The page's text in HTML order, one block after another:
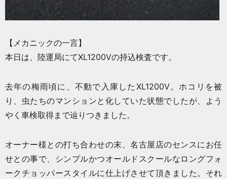
【メカニックの一言】
本日は、陸運局にてXL1200Vの持込検査です。
去年の梅雨頃に、不動で入庫したXL1200V。ホコリを被
り、虫たちのマンションと化していた状態でしたが、よう
やく車検取得まで辿りつきました。
オーナー様との打ち合わせの末、名古屋店のセンスにお任
せとの事で、シンプルかつオールドスクールなロングフォ
ークチョッパースタイルに仕上げさせて頂きました。それ